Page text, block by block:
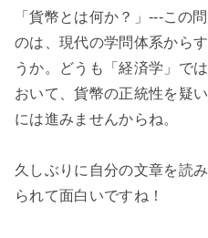
「貨幣とは何か？」---この
のは、現代の学問体系から
うか。どうも「経済学」で
おいて、貨幣の正統性を疑
には進みませんからね。
久しぶりに自分の文章を読
られて面白いですね！